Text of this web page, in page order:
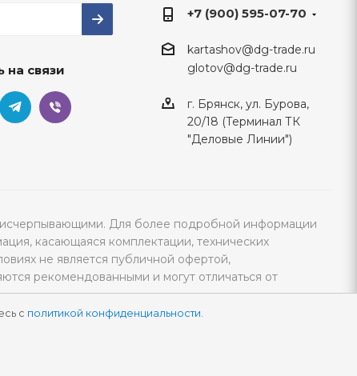
с политикой конфиденциальности.
на связи
+7 (900) 595-07-70
kartashov@dg-trade.ru
glotov@dg-trade.ru
г. Брянск, ул. Бурова,
20/18 (Терминал ТК
"Деловые Линии")
исчерпывающими. Для более подробной информации
касающаяся комплектации, технических
не является публичной офертой,
рекомендованными и могут отличаться от